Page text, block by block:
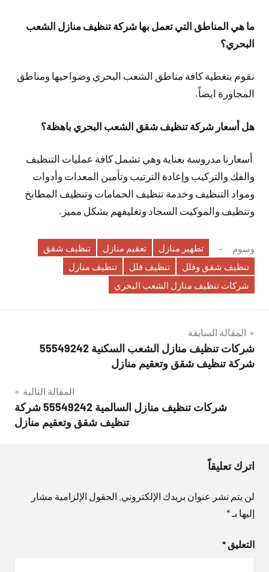
ما هي المناطق التي تعمل بها شركة تنظيف منازل الشعب
البحري؟
نقوم بتغطية كافة مناطق الشعب البحري وضواحيها ومناطق
المجاورة ايضاً.
هل أسعار شركة تنظيف شقق الشعب البحري باهظة؟
أسعارنا مدروسة بعناية وهي تشمل كافة عمليات التنظيف
والفك والتركيب وإعادة الترتيب وتأمين المعدات وأدوات
ومواد التنظيف وخدمة تنظيف الحمامات وتنظيف المطابخ
وتنظيف والموكيت السجاد وتغليفهم بشكل مميز.
وسوم تطهير منازل تعقيم منازل
تنظيف شقق
تنظيف شقق وفلل
تنظيف فلل
تنظيف منازل
شركات تنظيف منازل الشعب البحري
تصفّح
المقالات
المقالة السابقة
شركات تنظيف منازل الشعب السكنية 55549242
شركة تنظيف شقق وتعقيم منازل
المقالة التالية
شركات تنظيف منازل السالمية 55549242 شركة
تنظيف شقق وتعقيم منازل
اترك تعليقاً
لن يتم نشر عنوان بريدك الإلكتروني. الحقول الإلزامية مشار
إليها بـ*
التعليق *